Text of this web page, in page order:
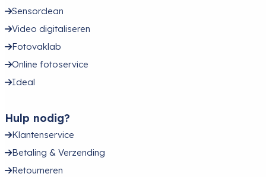
Sensorclean
Video digitaliseren
Fotovaklab
Online fotoservice
Ideal
Hulp nodig?
Klantenservice
Betaling & Verzending
Retourneren